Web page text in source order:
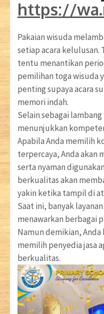
https://
Pakaian wisuda
setiap acara kelulusan.
tentu menantikan
pemilihan toga wisuda
penting supaya acara
memori indah.
Selain sebagai
menunjukkan
Apabila Anda memilih
terpercaya, Anda akan
serta nyaman
berkualitas akan
yakin ketika tampil di
Saat ini, banyak
menawarkan berbagai
Namun demikian,
memilih penyedia jasa
berkualitas.